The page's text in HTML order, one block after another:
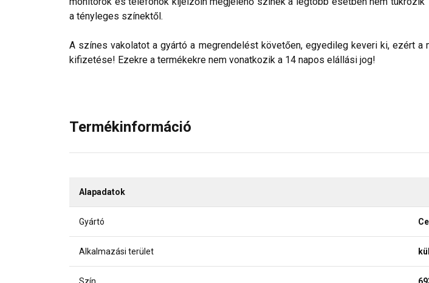
a tényleges színektől.
A színes vakolatot a gyártó a megrendelést követően, egyedileg keveri ki, ezért
kifizetése! Ezekre a termékekre nem vonatkozik a 14 napos elállási jog!
Termékinformáció
Alapadatok
Gyártó
Alkalmazási terület